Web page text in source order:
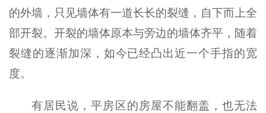
的外墙，只见墙体有一道长长的裂缝，自下而上全
部开裂。开裂的墙体原本与旁边的墙体齐平，随着
裂缝的逐渐加深，如今已经凸出近一个手指的宽
度。
有居民说，平房区的房屋不能翻盖，也无法